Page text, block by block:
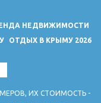
НЕДВИЖИМОСТИ
ОТДЫХ В КРЫМУ 2026
ИХ СТОИМОСТЬ -